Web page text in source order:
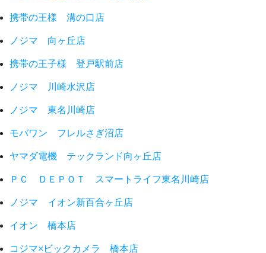
携帯の王様 溝の口店
ノジマ 向ヶ丘店
携帯の王子様 登戸駅前店
ノジマ 川崎水沢店
ノジマ 東名川崎店
モバワン フレルさぎ沼店
ヤマダ電機 テックランド向ヶ丘店
ＰＣ ＤＥＰＯＴ スマートライフ東名川崎店
ノジマ イオン新百合ヶ丘店
イオン 橋本店
コジマ×ビックカメラ 橋本店